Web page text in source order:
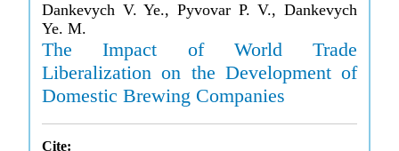
Dankevych V. Ye., Pyvovar P. V., Dankevych
Ye. M.
The Impact of World Trade
Liberalization on the Development of
Domestic Brewing Companies
Cite: